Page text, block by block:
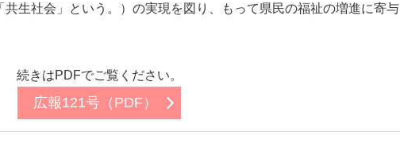
共生社会」という。）の実現を図り、もって県民の福祉の増進に寄与
続きはPDFでご覧ください。
広報121号（PDF）